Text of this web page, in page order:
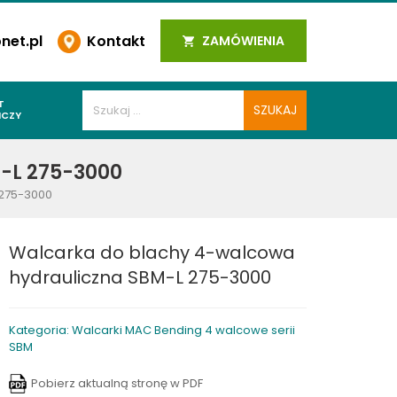
ZAMÓWIENIA
Kontakt
275-3000
3000
Walcarka do blachy 4-walcowa
hydrauliczna SBM-L 275-3000
Kategoria: Walcarki MAC Bending 4 walcowe serii
SBM
Pobierz aktualną stronę w PDF